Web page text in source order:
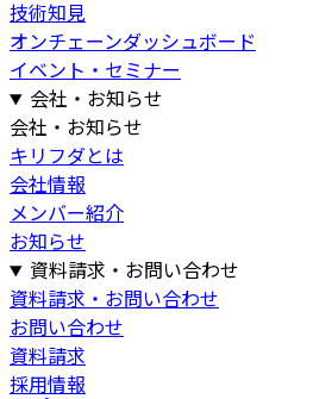
技術知見
オンチェーンダッシュボード
イベント・セミナー
会社・お知らせ
会社・お知らせ
キリフダとは
会社情報
メンバー紹介
お知らせ
資料請求・お問い合わせ
資料請求・お問い合わせ
お問い合わせ
資料請求
採用情報